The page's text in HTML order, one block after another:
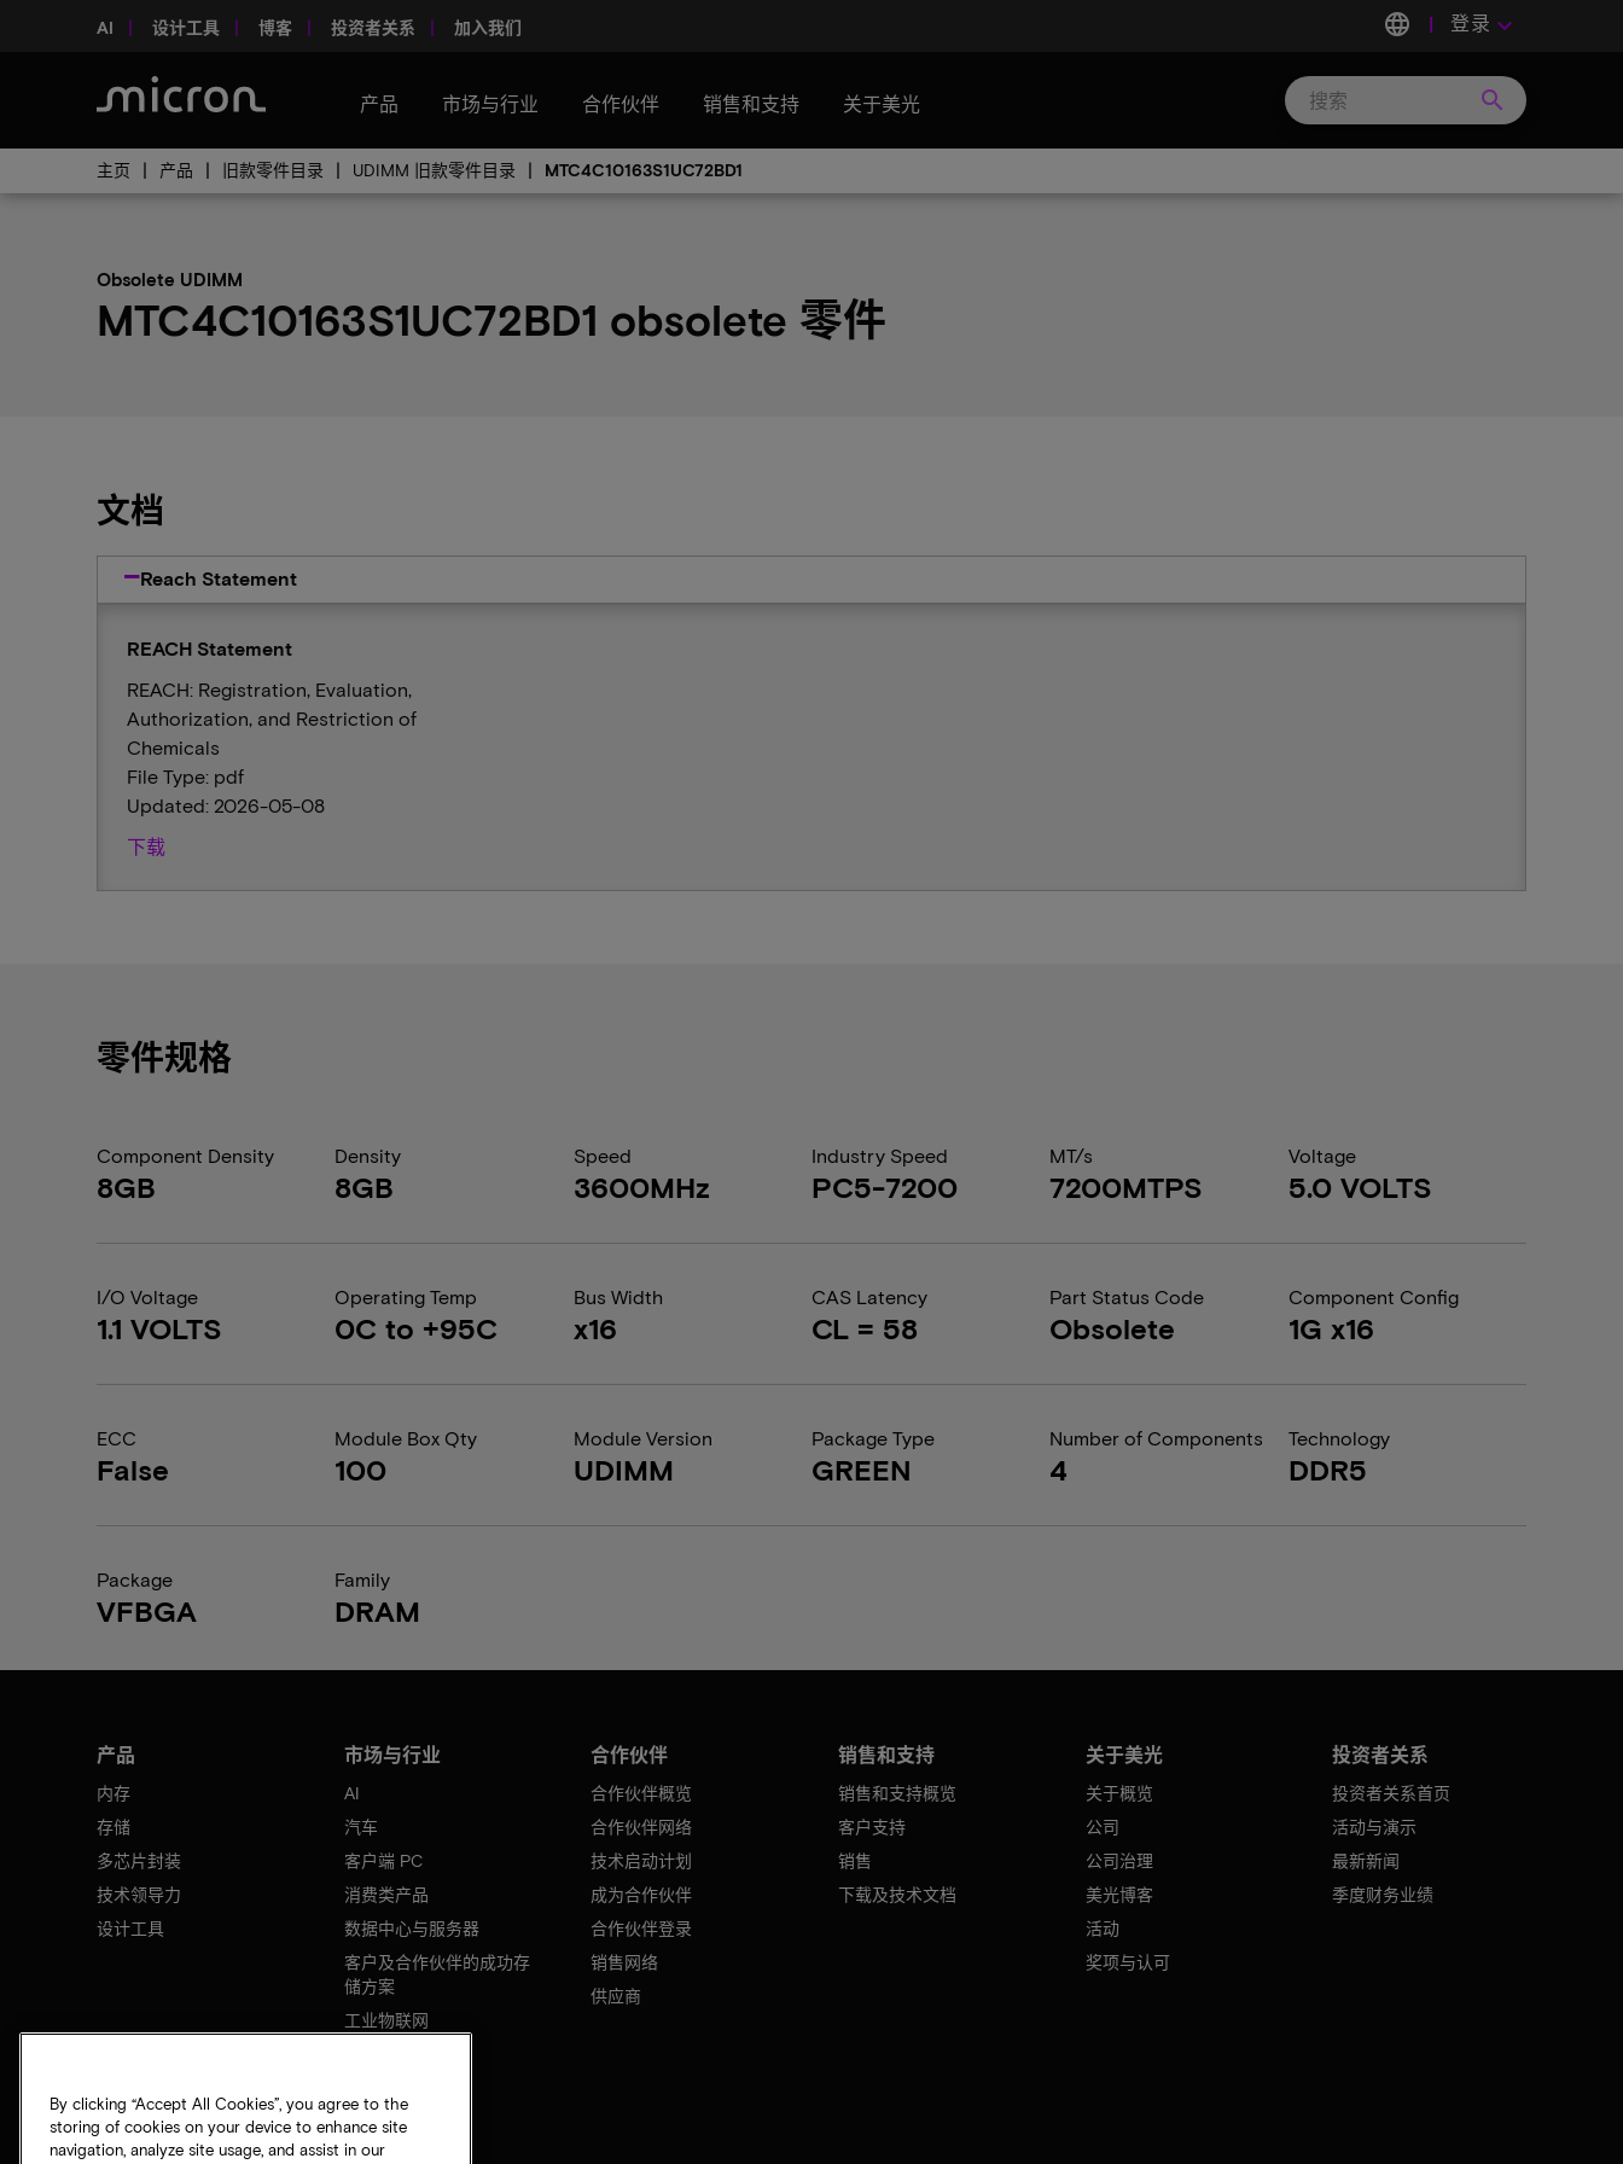
AI 设计工具 博客 投资者关系 加入我们 language 登录 keyboard_arrow_down
产品 市场与行业 合作伙伴 销售和支持 关于美光 search
主页 产品 旧款零件目录 UDIMM 旧款零件目录 MTC4C10163S1UC72BD1
Obsolete UDIMM
MTC4C10163S1UC72BD1 obsolete 零件
文档
Reach Statement
REACH Statement
REACH: Registration, Evaluation,
Authorization, and Restriction of
Chemicals
File Type: pdf
Updated: 2026-05-08
下载
零件规格
Component Density
8GB
Density
8GB
Speed
3600MHz
Industry Speed
PC5-7200
MT/s
7200MTPS
Voltage
5.0 VOLTS
I/O Voltage
1.1 VOLTS
Operating Temp
0C to +95C
Bus Width
x16
CAS Latency
CL = 58
Part Status Code
Obsolete
Component Config
1G x16
ECC
False
Module Box Qty
100
Module Version
UDIMM
Package Type
GREEN
Number of Components
4
Technology
DDR5
Package
VFBGA
Family
DRAM
产品
内存
存储
多芯片封装
技术领导力
设计工具
市场与行业
AI
汽车
客户端 PC
消费类产品
数据中心与服务器
客户及合作伙伴的成功存
储方案
工业物联网
合作伙伴
合作伙伴概览
合作伙伴网络
技术启动计划
成为合作伙伴
合作伙伴登录
销售网络
供应商
销售和支持
销售和支持概览
客户支持
销售
下载及技术文档
关于美光
关于概览
公司
公司治理
美光博客
活动
奖项与认可
投资者关系
投资者关系首页
活动与演示
最新新闻
季度财务业绩
By clicking “Accept All Cookies”, you agree to the
storing of cookies on your device to enhance site
navigation, analyze site usage, and assist in our